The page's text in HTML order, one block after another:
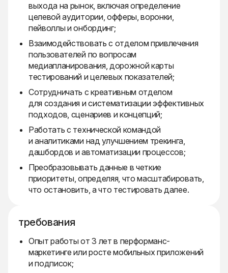
выхода на рынок, включая определение
целевой аудитории, офферы, воронки,
пейволлы и онбординг;
Взаимодействовать с отделом привлечения
пользователей по вопросам
медиапланирования, дорожной карты
тестирований и целевых показателей;
Сотрудничать с креативным отделом
для создания и систематизации эффективных
подходов, сценариев и концепций;
Работать с технической командой
и аналитиками над улучшением трекинга,
дашбордов и автоматизации процессов;
Преобразовывать данные в четкие
приоритеты, определяя, что масштабировать,
что остановить, а что тестировать далее.
требования
Опыт работы от 3 лет в перформанс-
маркетинге или росте мобильных приложений
и подписок;